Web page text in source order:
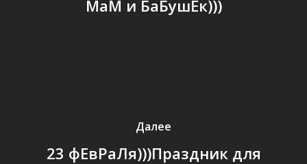
МаМ и БаБушЕк)))
Далее
23 фЕвРаЛя)))Праздник для